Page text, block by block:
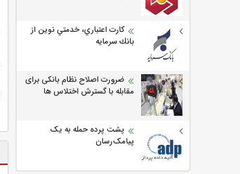
كارت اعتباري، خدمتي نوين از
بانك سرمايه
ضرورت اصلاح نظام بانکی برای
مقابله با گسترش اختلاس ها
پشت پرده حمله به یک
پیامک‌رسان